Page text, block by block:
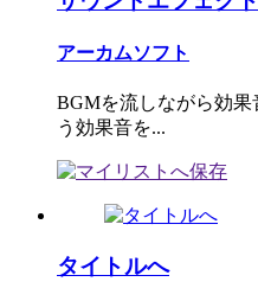
アーカムソフト
BGMを流しながら効
う効果音を...
タイトルへ